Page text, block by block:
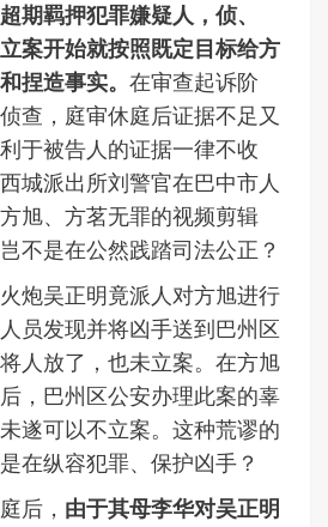
期羁押犯罪嫌疑人，侦、
案开始就按照既定目标给方
捏造事实。 在审查起诉阶
查，庭审休庭后证据不足又
于被告人的证据一律不收
城派出所刘警官在巴中市人
旭、方茗无罪的视频剪辑
不是在公然践踏司法公正？
炮吴正明竟派人对方旭进行
员发现并将凶手送到巴州区
人放了，也未立案。在方旭
，巴州区公安办理此案的辜
遂可以不立案。这种荒谬的
在纵容犯罪、保护凶手？
后， 由于其母李华对吴正明